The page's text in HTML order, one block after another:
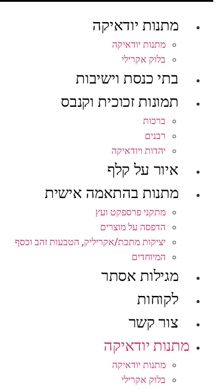
מתנות יודאיקה
מתנות יודאיקה
בלוק אקרילי
בתי כנסת וישיבות
תמונות זכוכית וקנבס
ברכות
רבנים
יהדות ויודאיקה
איור על קלף
מתנות בהתאמה אישית
מתקני פרספקט ועץ
הדפסה על מוצרים
יציקות מתכת/אקריליק, הטבעות זהב וכסף
המיוחדים
מגילות אסתר
לקוחות
צור קשר
מתנות יודאיקה
מתנות יודאיקה
בלוק אקרילי